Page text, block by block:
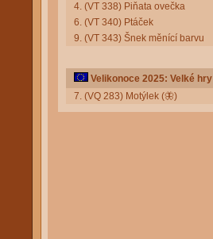
4. (VT 338) Piňata ovečka
6. (VT 340) Ptáček
9. (VT 343) Šnek měnící barvu
Velikonoce 2025: Velké hry
7. (VQ 283) Motýlek (🦋)